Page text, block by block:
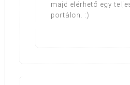
majd elérhető egy
portálon. :)